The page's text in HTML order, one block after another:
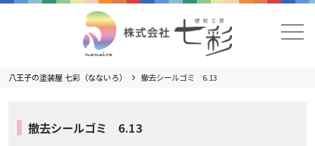
メニュー
八王子の塗装屋 七彩（なないろ） 撤去シールゴミ 6.13
撤去シールゴミ 6.13